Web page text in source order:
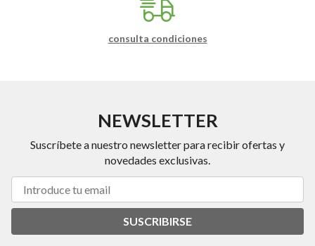
consulta condiciones
NEWSLETTER
Suscríbete a nuestro newsletter para recibir ofertas y
novedades exclusivas.
SUSCRIBIRSE